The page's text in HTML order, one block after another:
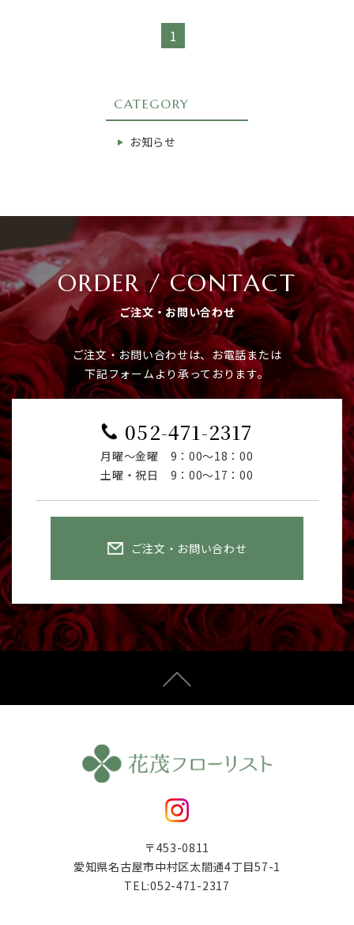
1
CATEGORY
お知らせ
ORDER / CONTACT
ご注文・お問い合わせ
ご注文・お問い合わせは、お電話または
下記フォームより承っております。
052-471-2317
月曜～金曜 9：00～18：00
​​​​​​​土曜・祝日 9：00～17：00
ご注文・お問い合わせ
〒453-0811
愛知県名古屋市中村区太閤通4丁目57-1
TEL:052-471-2317